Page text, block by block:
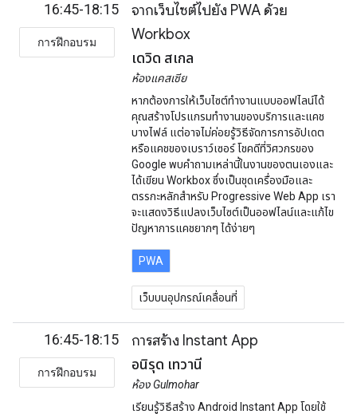
16:45-18:15
การฝึกอบรม
จากเว็บไซต์ไปยัง PWA ด้วย
Workbox
เดวิด สเกล
ห้องแคสเซีย
หากต้องการให้เว็บไซต์ทำงานแบบออฟไลน์ได้
คุณสร้างโปรแกรมทำงานของบริการและแคช
บางไฟล์ แต่อาจไม่ค่อยรู้วิธีจัดการการอัปเดต
หรือแคชของเบราว์เซอร์ โชคดีที่วิศวกรของ
Google พบคำถามเหล่านี้ในงานของตนเองและ
ได้เขียน Workbox ซึ่งเป็นชุดเครื่องมือและ
ตรรกะหลักสำหรับ Progressive Web App เรา
จะแสดงวิธีแปลงเว็บไซต์เป็นออฟไลน์และแก้ไข
ปัญหาการแคชยากๆ ได้ง่ายๆ
PWA
เว็บบนอุปกรณ์เคลื่อนที่
16:45-18:15
การฝึกอบรม
การสร้าง Instant App
อนิรุด เทวานี
ห้อง Gulmohar
เรียนรู้วิธีสร้าง Android Instant App โดยใช้